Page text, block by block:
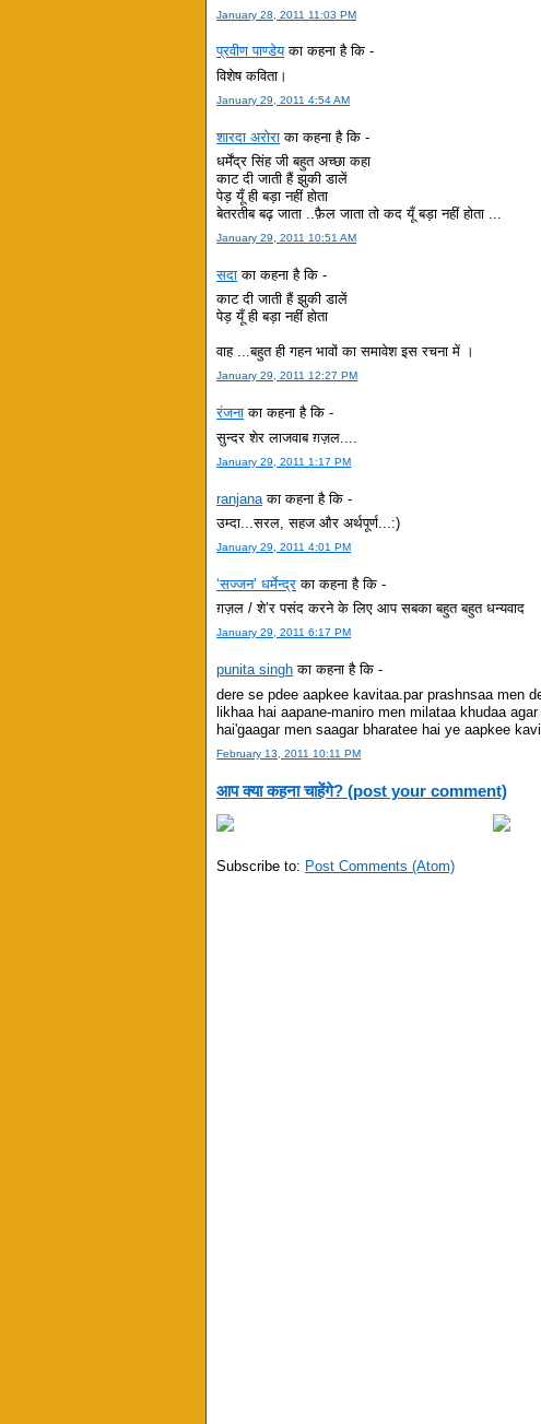
January 28, 2011 11:03 PM
प्रवीण पाण्डेयका कहना है कि -
विशेष कविता।
January 29, 2011 4:54 AM
शारदा अरोरा का कहना है कि -
धर्मेंद्र सिंह जी बहुत अच्छा कहा
काट दी जाती हैं झुकी डालें
पेड़ यूँ ही बड़ा नहीं होता
बेतरतीब बढ़ जाता ..फ़ैल जाता तो कद यूँ बड़ा नहीं होता ...
January 29, 2011 10:51 AM
सदा का कहना है कि -
काट दी जाती हैं झुकी डालें
पेड़ यूँ ही बड़ा नहीं होता
वाह ...बहुत ही गहन भावों का समावेश इस रचना में ।
January 29, 2011 12:27 PM
रंजना का कहना है कि -
सुन्दर शेर लाजवाब ग़ज़ल....
January 29, 2011 1:17 PM
ranjana का कहना है कि -
उम्दा...सरल, सहज और अर्थपूर्ण...:)
January 29, 2011 4:01 PM
‘सज्जन’ धर्मेन्द्र का कहना है कि -
ग़ज़ल / शे’र पसंद करने के लिए आप सबका बहुत बहुत धन्यवाद
January 29, 2011 6:17 PM
punita singh का कहना है कि -
dere se pdee aapkee kavitaa.par prashnsaa men
likhaa hai aapane-maniro men milataa khudaa
hai'gaagar men saagar bharatee hai ye aapkee
February 13, 2011 10:11 PM
आप क्या कहना चाहेंगे? (post your comment)
Subscribe to: Post Comments (Atom)